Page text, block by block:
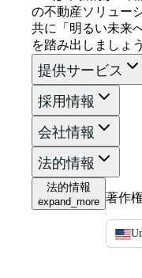
の不動産ソリュー
共に「明るい未来
を踏み出しましょう
提供サービス
採用情報
会社情報
法的情報
法的情報
expand_more 著作